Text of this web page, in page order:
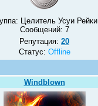
Целитель Усуи Рейки
Сообщений: 7
Репутация: 20
Статус: Offline
Windblown